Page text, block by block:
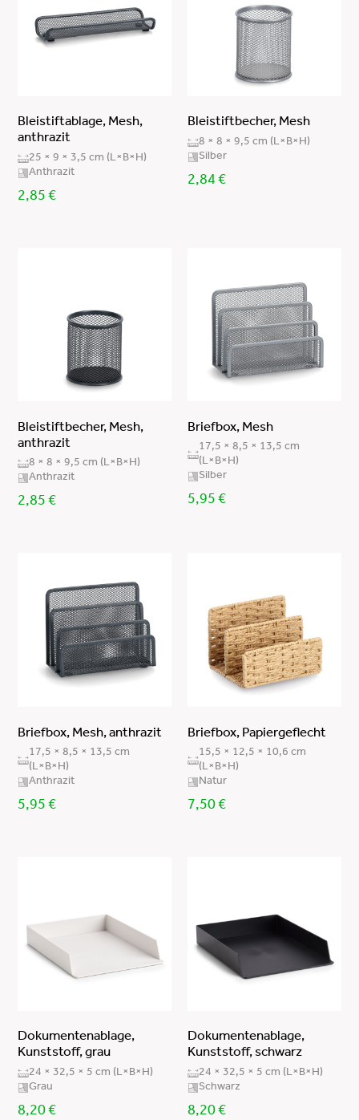
Polypropylen
Glas/Edelstahl/ABS/PP
magnetisches Feinblech / Weichpappe / farbiger
Metall, Magnet (NEODYM)
Metall (Nickel)(Magnet (NEODYM)
MDF, Vlies, Füllung: Foam- Schaumfüllung
Edelstahl 18/0, Ferrit magnet
Kiefer/Kork
Sicherheitsglas/Edelstahl:18/0/ABS/PP
Sicherheitsglas/Edelstahl: S/S 18/0/ABS Stift:
MDF/Kork/magnetisches Feinblech
Edelstahl 18/0
Kiefer lackiert/Kork
Bleistiftablage, Mesh,
anthrazit
25 × 9 × 3,5 cm (L×B×H)
Anthrazit
2,85€
Bleistiftbecher, Mesh
8 × 8 × 9,5 cm (L×B×H)
Silber
2,84 €
Bleistiftbecher, Mesh,
anthrazit
8 × 8 × 9,5 cm (L×B×H)
Anthrazit
2,85€
Briefbox, Mesh
17,5 × 8,5 × 13,5 cm
(L×B×H)
Silber
5,95 €
Briefbox, Mesh, anthrazit
17,5 × 8,5 × 13,5 cm
(L×B×H)
Anthrazit
5,95€
Briefbox, Papiergeflecht
15,5 × 12,5 × 10,6 cm
(L×B×H)
Natur
7,50€
Dokumentenablage,
Kunststoff, grau
24 × 32,5 × 5 cm (L×B×H)
Grau
8,20€
Dokumentenablage,
Kunststoff, schwarz
24 × 32,5 × 5 cm (L×B×H)
Schwarz
8,20€